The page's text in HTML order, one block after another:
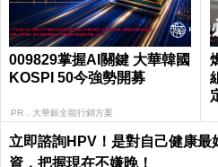
009829掌握AI關鍵 大華韓國
KOSPI 50今強勢開募
PR．大華銀全能行銷方案
立即諮詢HPV！是對自己健康最
資，把握現在不嫌晚！